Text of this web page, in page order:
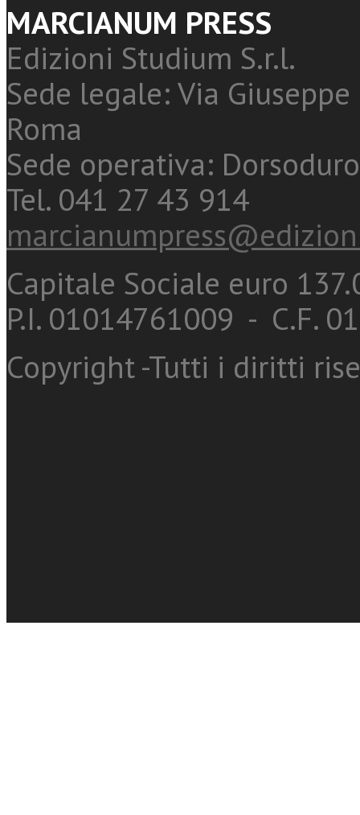
MARCIANUM PRESS
Edizioni Studium S.r.l.
Sede legale: Via
Roma
Sede operativa:
Tel. 041 27 43 914
Capitale Sociale euro
P.I. 01014761009 - C.F.
Copyright -Tutti i diritti